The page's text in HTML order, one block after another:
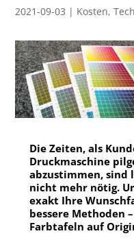
2021-09-03 | Kosten,
Die Zeiten, als
Druckmaschine
abzustimmen, sind
nicht mehr nötig.
exakt Ihre
bessere Methoden
Farbtafeln auf